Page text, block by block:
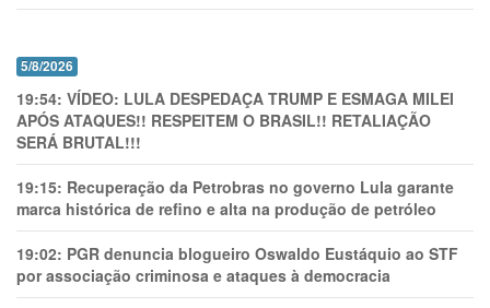
5/8/2026
19:54: VÍDEO: LULA DESPEDAÇA TRUMP E ESMAGA MILEI
APÓS ATAQUES!! RESPEITEM O BRASIL!! RETALIAÇÃO
SERÁ BRUTAL!!!
19:15: Recuperação da Petrobras no governo Lula garante
marca histórica de refino e alta na produção de petróleo
19:02: PGR denuncia blogueiro Oswaldo Eustáquio ao STF
por associação criminosa e ataques à democracia